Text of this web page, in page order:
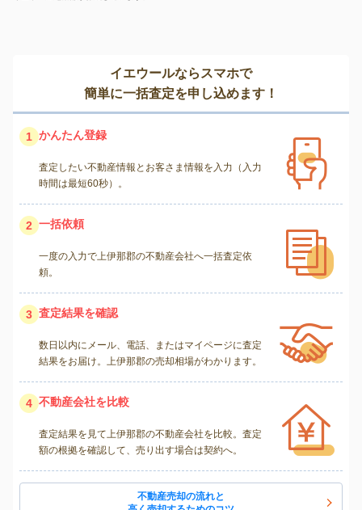
イエウールならスマホで
簡単に一括査定を申し込めます！
1 かんたん登録
査定したい不動産情報とお客さま情報を入力（入力
時間は最短60秒）。
2 一括依頼
一度の入力で上伊那郡の不動産会社へ一括査定依
頼。
3 査定結果を確認
数日以内にメール、電話、またはマイページに査定
結果をお届け。上伊那郡の売却相場がわかります。
4 不動産会社を比較
査定結果を見て上伊那郡の不動産会社を比較。査定
額の根拠を確認して、売り出す場合は契約へ。
不動産売却の流れと